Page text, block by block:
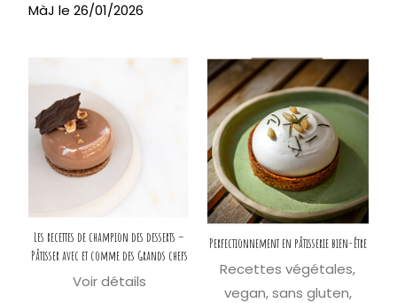
MàJ le 26/01/2026
Les recettes de champion des desserts –
Pâtisser avec et comme des Grands chefs​
Voir détails
Perfectionnement en pâtisserie bien-être
Recettes végétales,
vegan, sans gluten,